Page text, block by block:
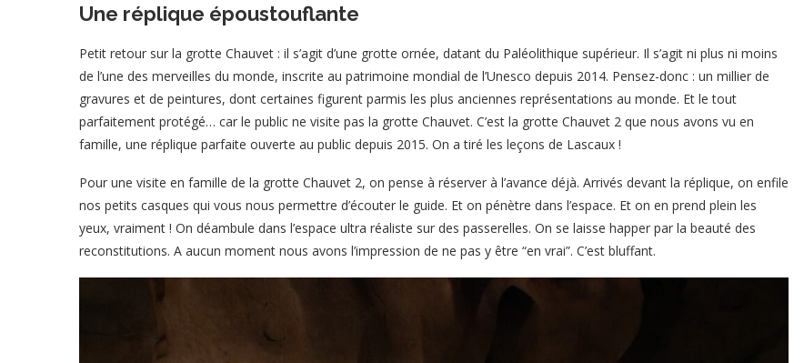
Une réplique époustouflante
Petit retour sur la grotte Chauvet : il s’agit d’une grotte ornée, datant du Paléolithique supérieur. Il s’agit ni plus ni moins
de l’une des merveilles du monde, inscrite au patrimoine mondial de l’Unesco depuis 2014. Pensez-donc : un millier de
gravures et de peintures, dont certaines figurent parmis les plus anciennes représentations au monde. Et le tout
parfaitement protégé… car le public ne visite pas la grotte Chauvet. C’est la grotte Chauvet 2 que nous avons vu en
famille, une réplique parfaite ouverte au public depuis 2015. On a tiré les leçons de Lascaux !
Pour une visite en famille de la grotte Chauvet 2, on pense à réserver à l’avance déjà. Arrivés devant la réplique, on enfile
nos petits casques qui vous nous permettre d’écouter le guide. Et on pénètre dans l’espace. Et on en prend plein les
yeux, vraiment ! On déambule dans l’espace ultra réaliste sur des passerelles. On se laisse happer par la beauté des
reconstitutions. A aucun moment nous avons l’impression de ne pas y être “en vrai”. C’est bluffant.